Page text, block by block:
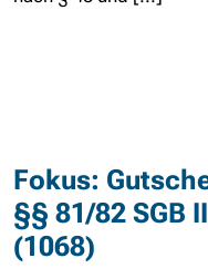
Fokus:
§§ 81/82 SGB
(1068)